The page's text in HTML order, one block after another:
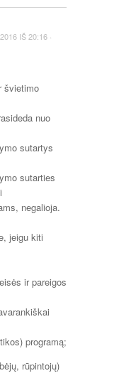
IŠ 20:16 ·
švietimo
nuo
sutartys
sutarties
negalioja.
jeigu kiti
ir pareigos
programą;
rūpintojų)